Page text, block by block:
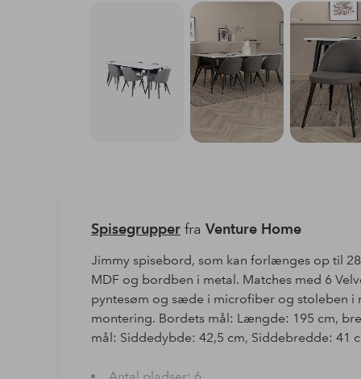
Spisegrupperfra Venture Home
Jimmy spisebord, som kan forlænges op til
MDF og bordben i metal. Matches med 6
pyntesøm og sæde i microfiber og stoleben
montering. Bordets mål: Længde: 195 cm,
mål: Siddedybde: 42,5 cm, Siddebredde: 41